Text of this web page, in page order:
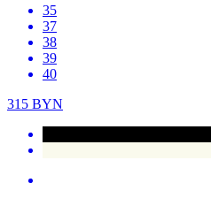
35
37
38
39
40
315 BYN